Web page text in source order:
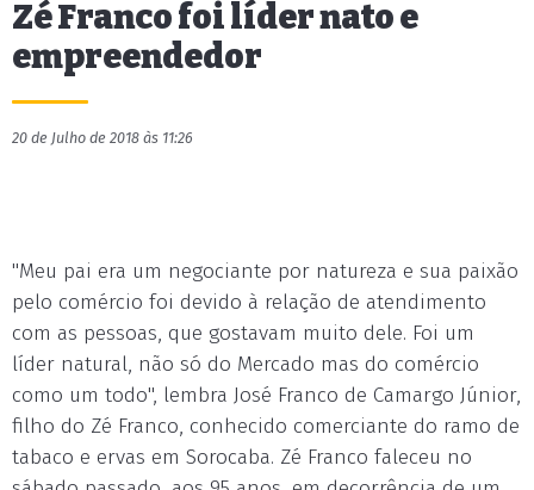
Zé Franco foi líder nato e
empreendedor
20 de Julho de 2018 às 11:26
"Meu pai era um negociante por natureza e sua paixão
pelo comércio foi devido à relação de atendimento
com as pessoas, que gostavam muito dele. Foi um
líder natural, não só do Mercado mas do comércio
como um todo", lembra José Franco de Camargo Júnior,
filho do Zé Franco, conhecido comerciante do ramo de
tabaco e ervas em Sorocaba. Zé Franco faleceu no